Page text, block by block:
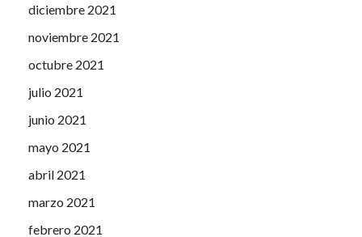
diciembre 2021
noviembre 2021
octubre 2021
julio 2021
junio 2021
mayo 2021
abril 2021
marzo 2021
febrero 2021